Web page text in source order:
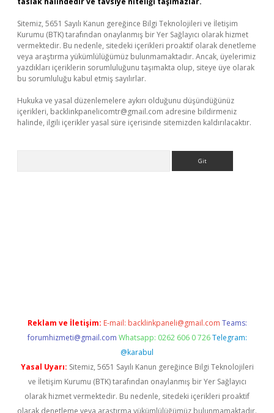
Sitemiz, 5651 Sayılı Kanun gereğince Bilgi Teknolojileri ve İletişim
Kurumu (BTK) tarafından onaylanmış bir Yer Sağlayıcı olarak hizmet
vermektedir. Bu nedenle, sitedeki içerikleri proaktif olarak denetleme
veya araştırma yükümlülüğümüz bulunmamaktadır. Ancak, üyelerimiz
yazdıkları içeriklerin sorumluluğunu taşımakta olup, siteye üye olarak
bu sorumluluğu kabul etmiş sayılırlar.
Hukuka ve yasal düzenlemelere aykırı olduğunu düşündüğünüz
içerikleri, backlinkpanelicomtr@gmail.com adresine bildirmeniz
halinde, ilgili içerikler yasal süre içerisinde sitemizden kaldırılacaktır.
Reklam ve İletişim: E-mail: backlinkpaneli@gmail.com Teams:
forumhizmeti@gmail.com Whatsapp: 0262 606 0 726 Telegram:
@karabul
Yasal Uyarı: Sitemiz, 5651 Sayılı Kanun gereğince Bilgi Teknolojileri
ve İletişim Kurumu (BTK) tarafından onaylanmış bir Yer Sağlayıcı
olarak hizmet vermektedir. Bu nedenle, sitedeki içerikleri proaktif
olarak denetleme veya araştırma yükümlülüğümüz bulunmamaktadır.